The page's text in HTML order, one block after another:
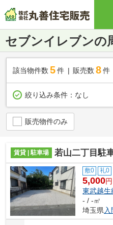
セブンイレブンの
該当物件数 5件 販売数 8 件
絞り込み条件： なし
販売物件のみ
賃貸 | 駐車場 若山二丁目駐
敷0 礼0
5,000円
東武越生
- / -㎡
埼玉県